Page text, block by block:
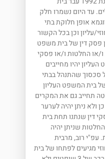
עד היום נשמרו חלק
אופן חלוקת בתי
עליון וכן בכל הקשור
פסק דין של בית משפט
או החלטות ו/או פסקי
יהיו מחייבים
סכסוך שהתנהל בבתי
בית המשפט העליון
תחייב גם את המקרים
ולא ניתן יהיה לערער
דין שנתנו תחת בית
שניתן יהיה
עפ"י רוב, מרבית
מגיעים לפתחו של בית